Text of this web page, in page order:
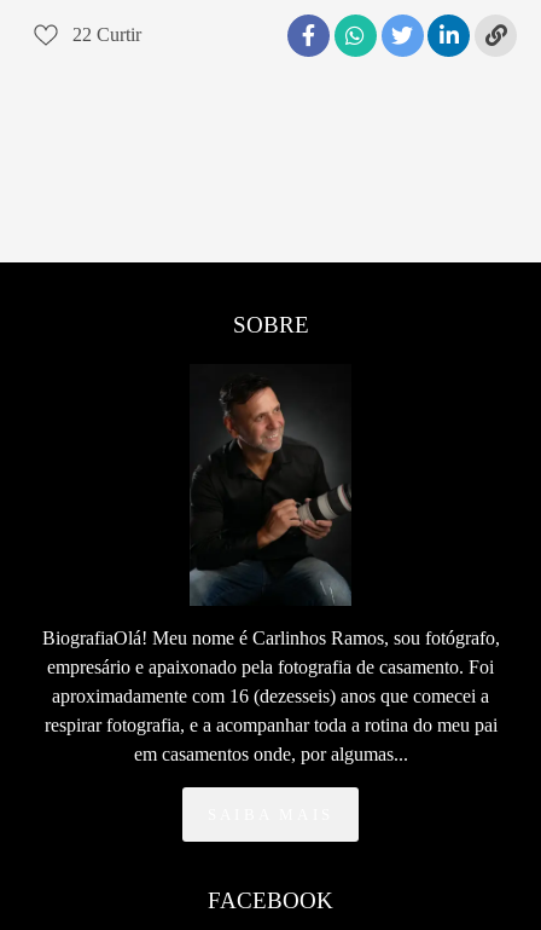
22 Curtir
SOBRE
BiografiaOlá! Meu nome é Carlinhos Ramos, sou fotógrafo,
empresário e apaixonado pela fotografia de casamento. Foi
aproximadamente com 16 (dezesseis) anos que comecei a
respirar fotografia, e a acompanhar toda a rotina do meu pai
em casamentos onde, por algumas...
FACEBOOK